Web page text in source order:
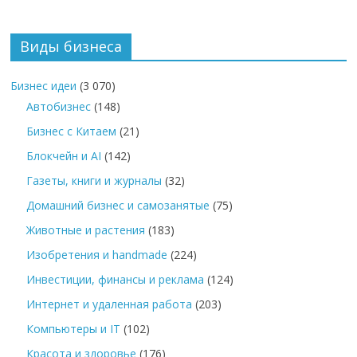
Виды бизнеса
Бизнес идеи (3 070)
Автобизнес (148)
Бизнес с Китаем (21)
Блокчейн и AI (142)
Газеты, книги и журналы (32)
Домашний бизнес и самозанятые (75)
Животные и растения (183)
Изобретения и handmade (224)
Инвестиции, финансы и реклама (124)
Интернет и удаленная работа (203)
Компьютеры и IT (102)
Красота и здоровье (176)